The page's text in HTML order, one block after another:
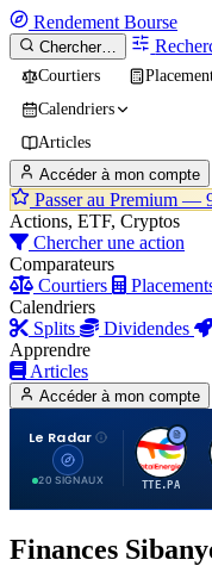
Rendement Bourse
Chercher…
Courtiers
Calendriers
Articles
Accéder à mon compte
Passer au Premium —
Actions, ETF, Cryptos
Chercher une action
Comparateurs
Courtiers
Calendriers
Splits
Dividendes
Apprendre
Articles
Accéder à mon compte
Le Radar
20 SIGNAUX
T
TTE.PA
Finances